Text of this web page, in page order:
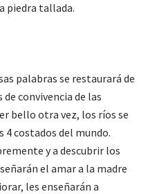
piedra tallada.
palabras se restaurará de
convivencia de las
bello otra vez, los ríos se
costados del mundo.
y a descubrir los
el amar a la madre
les enseñarán a